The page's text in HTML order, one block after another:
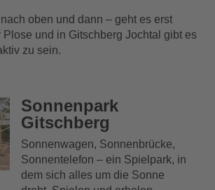
oben und dann – geht es erst
Plose und in Gitschberg Jochtal gibt es
zu sein.
Sonnenpark
Gitschberg
Sonnenwagen, Sonnenbrücke,
Sonnentelefon – ein Spielpark, in
dem sich alles um die Sonne